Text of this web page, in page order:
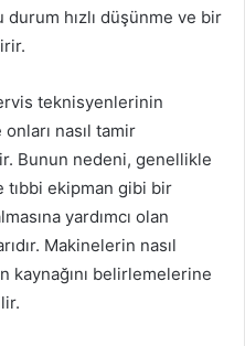
hızlı düşünme ve bir
teknisyenlerinin
onları nasıl tamir
Bunun nedeni, genellikle
ekipman gibi bir
yardımcı olan
Makinelerin nasıl
kaynağını belirlemelerine